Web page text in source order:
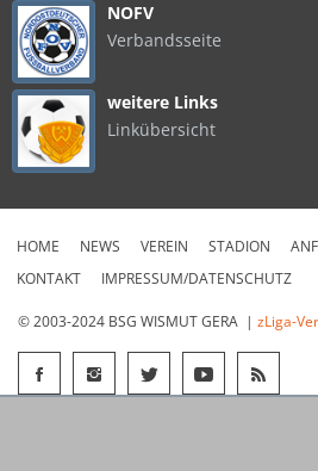
NOFV
Verbandsseite
weitere Links
Linkübersicht
HOME NEWS VEREIN STADION
KONTAKT
IMPRESSUM/DATENSCHUTZ
© 2003-2024 BSG WISMUT GERA | zLiga-